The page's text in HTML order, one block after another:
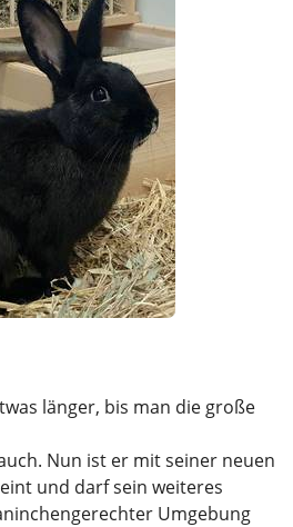
länger, bis man die große
Nun ist er mit seiner neuen
und darf sein weiteres
Umgebung